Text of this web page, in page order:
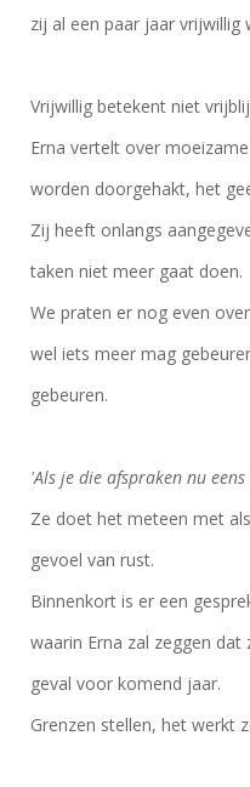
zij al een paar jaar vrijwillig
Vrijwillig betekent niet
Erna vertelt over
worden doorgehakt, het
Zij heeft onlangs
taken niet meer gaat doen.
We praten er nog even
wel iets meer mag
gebeuren.
'Als je die afspraken nu
Ze doet het meteen met
gevoel van rust.
Binnenkort is er een
waarin Erna zal zeggen
geval voor komend jaar.
Grenzen stellen, het werkt